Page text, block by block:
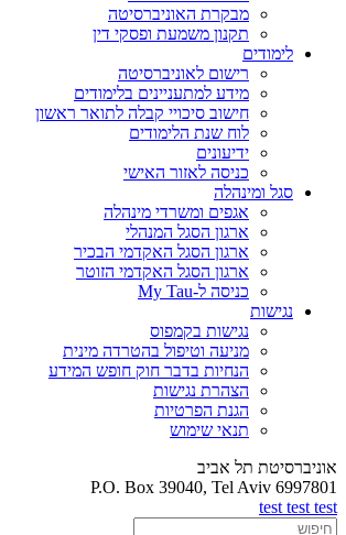
מבקרת האוניברסיטה
תקנון משמעת ופסקי דין
לימודים
רישום לאוניברסיטה
מידע למתעניינים בלימודים
חישוב סיכויי קבלה לתואר ראשון
לוח שנת הלימודים
ידיעונים
כניסה לאזור האישי
סגל ומינהלה
אגפים ומשרדי מינהלה
ארגון הסגל המנהלי
ארגון הסגל האקדמי הבכיר
ארגון הסגל האקדמי הזוטר
כניסה ל-My Tau
נגישות
נגישות בקמפוס
מניעה וטיפול בהטרדה מינית
הנחיות בדבר חוק חופש המידע
הצהרת נגישות
הגנת הפרטיות
תנאי שימוש
אוניברסיטת תל אביב
P.O. Box 39040, Tel Aviv 6997801
test test test